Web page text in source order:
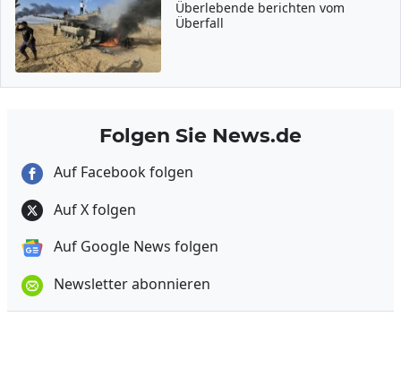
Überlebende berichten vom
Überfall
Folgen Sie News.de
Auf Facebook folgen
Auf X folgen
Auf Google News folgen
Newsletter abonnieren